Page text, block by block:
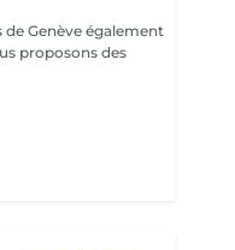
Genève également
proposons des